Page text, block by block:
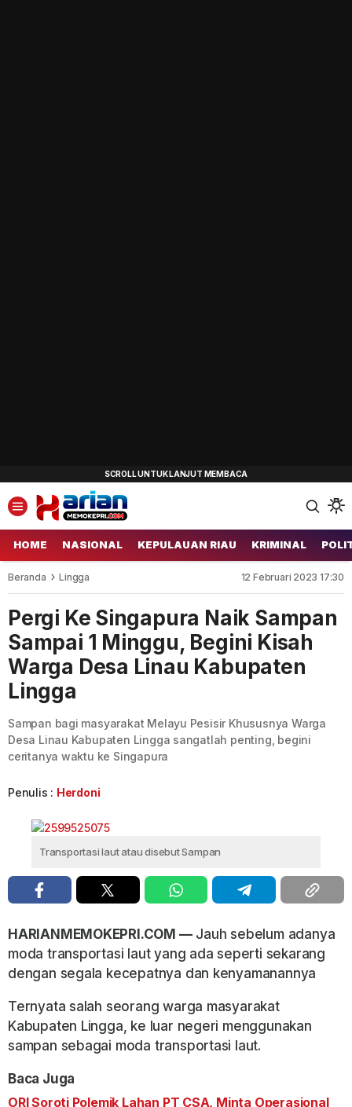
HOME NASIONAL KEPULAUAN RIAU KRIMINAL
Beranda Lingga 12 Februari 2023 17:30
Pergi Ke Singapura Naik Sampan
Sampai 1 Minggu, Begini Kisah
Warga Desa Linau Kabupaten
Lingga
Sampan bagi masyarakat Melayu Pesisir Khususnya Warga
Desa Linau Kabupaten Lingga sangatlah penting, begini
ceritanya waktu ke Singapura
Penulis : Herdoni
Transportasi laut atau disebut Sampan
HARIANMEMOKEPRI.COM —Jauh sebelum adanya
moda transportasi laut yang ada seperti sekarang
dengan segala kecepatnya dan kenyamanannya
Ternyata salah seorang warga masyarakat
Kabupaten Lingga, ke luar negeri menggunakan
sampan sebagai moda transportasi laut.
Baca Juga
ORI Soroti Polemik Lahan PT CSA, Minta Operasional